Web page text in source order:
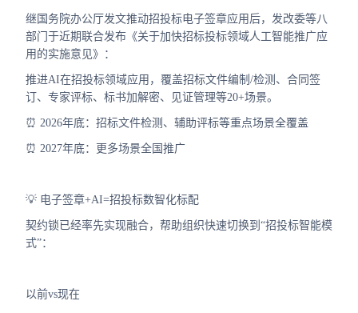
案例
全国
合作
我们
继国务院办公厅发文推动招投标电子签章应用后，发改委等八
部门于近期联合发布《关于加快招标投标领域人工智能推广应
用的实施意见》：
推进AI在招投标领域应用，覆盖招标文件编制/检测、合同签
订、专家评标、标书加解密、见证管理等20+场景。
⏰ 2026年底：招标文件检测、辅助评标等重点场景全覆盖
⏰ 2027年底：更多场景全国推广
💡 电子签章+AI=招投标数智化标配
契约锁已经率先实现融合，帮助组织快速切换到“招投标智能模
式”：
以前vs现在